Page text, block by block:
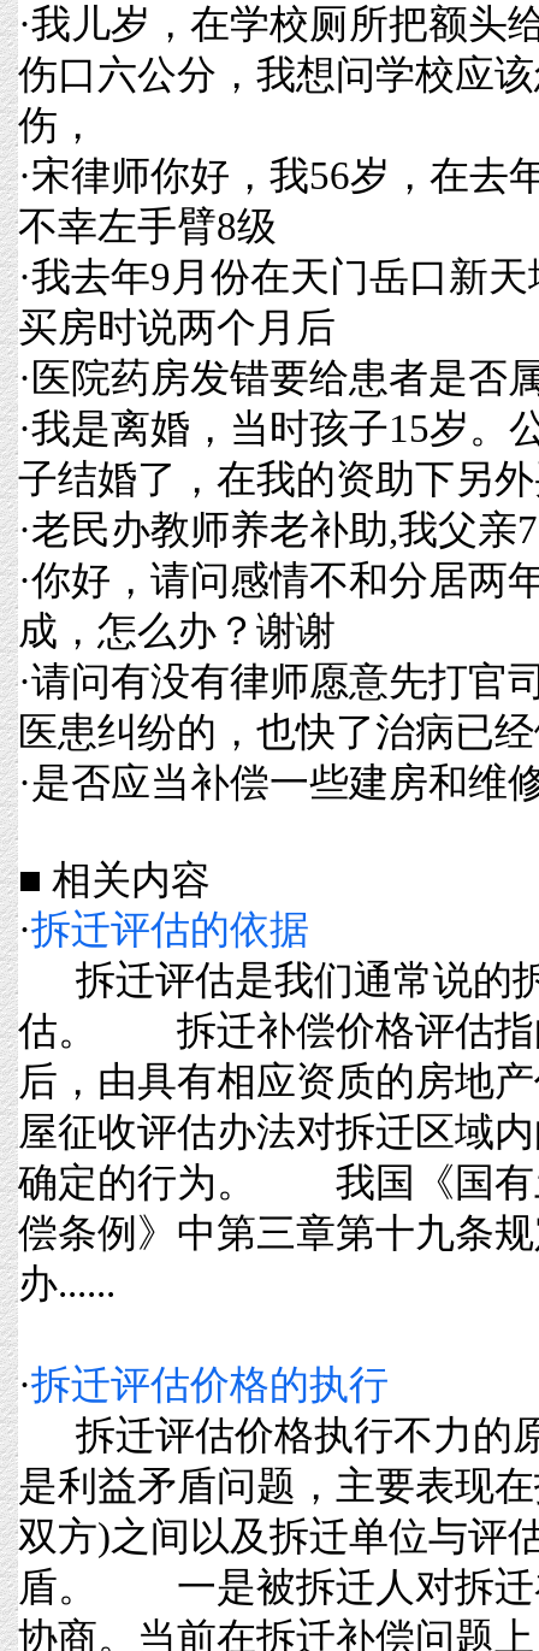
·我儿岁，在学校厕所把额头
伤口六公分，我想问学校应
伤，
·宋律师你好，我56岁，在去
不幸左手臂8级
·我去年9月份在天门岳口新
买房时说两个月后
·医院药房发错要给患者是否
·我是离婚，当时孩子15岁。
子结婚了，在我的资助下另
·老民办教师养老补助,我父亲
·你好，请问感情不和分居两
成，怎么办？谢谢
·请问有没有律师愿意先打官
医患纠纷的，也快了治病已
·是否应当补偿一些建房和维
■ 相关内容
·拆迁评估的依据
拆迁评估是我们通常说的
估。 拆迁补偿价格评估指
后，由具有相应资质的房地
屋征收评估办法对拆迁区域
确定的行为。 我国《国有
偿条例》中第三章第十九条
办......
·拆迁评估价格的执行
拆迁评估价格执行不力的
是利益矛盾问题，主要表现
双方)之间以及拆迁单位与评
盾。 一是被拆迁人对拆迁
协商。当前在拆迁补偿问题